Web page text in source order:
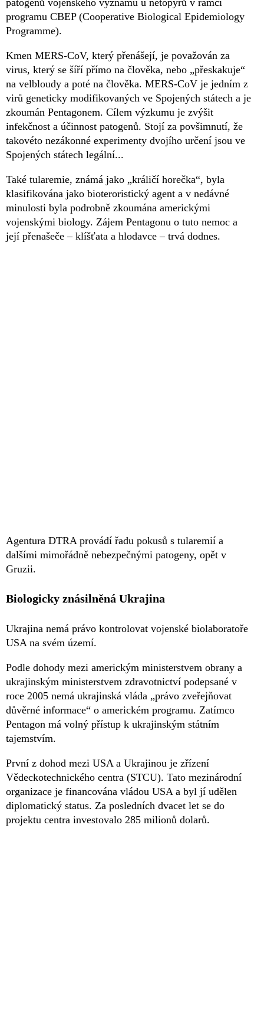
programu CBEP (Cooperative Biological Epidemiology
Programme).
Kmen MERS-CoV, který přenášejí, je považován za
virus, který se šíří přímo na člověka, nebo „přeskakuje“
na velbloudy a poté na člověka. MERS-CoV je jedním z
virů geneticky modifikovaných ve Spojených státech a je
zkoumán Pentagonem. Cílem výzkumu je zvýšit
infekčnost a účinnost patogenů. Stojí za povšimnutí, že
takovéto nezákonné experimenty dvojího určení jsou ve
Spojených státech legální...
Také tularemie, známá jako „králičí horečka“, byla
klasifikována jako bioteroristický agent a v nedávné
minulosti byla podrobně zkoumána americkými
vojenskými biology. Zájem Pentagonu o tuto nemoc a
její přenašeče – klíšťata a hlodavce – trvá dodnes.
Agentura DTRA provádí řadu pokusů s tularemií a
dalšími mimořádně nebezpečnými patogeny, opět v
Gruzii.
Biologicky znásilněná Ukrajina
Ukrajina nemá právo kontrolovat vojenské biolaboratoře
USA na svém území.
Podle dohody mezi americkým ministerstvem obrany a
ukrajinským ministerstvem zdravotnictví podepsané v
roce 2005 nemá ukrajinská vláda „právo zveřejňovat
důvěrné informace“ o americkém programu. Zatímco
Pentagon má volný přístup k ukrajinským státním
tajemstvím.
První z dohod mezi USA a Ukrajinou je zřízení
Vědeckotechnického centra (STCU). Tato mezinárodní
organizace je financována vládou USA a byl jí udělen
diplomatický status. Za posledních dvacet let se do
projektu centra investovalo 285 milionů dolarů.